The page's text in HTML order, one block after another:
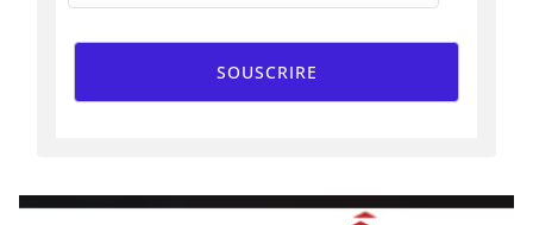
SOUSCRIRE